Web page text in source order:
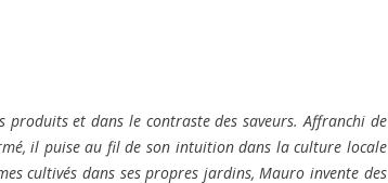
et dans le contraste des saveurs. Affranchi de
il puise au fil de son intuition dans la culture locale
cultivés dans ses propres jardins, Mauro invente des